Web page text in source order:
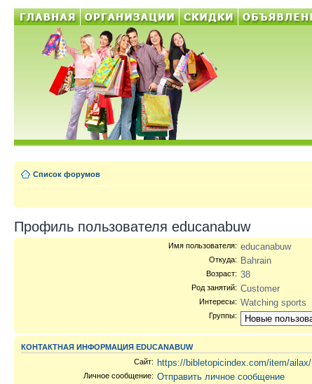
Список форумов
Профиль пользователя educanabuw
Имя пользователя: educanabuw
Откуда: Bahrain
Возраст: 38
Род занятий: Customer
Интересы: Watching sports
Группы:
КОНТАКТНАЯ ИНФОРМАЦИЯ EDUCANABUW
Сайт: https://bibletopicindex.com/item/ailax/
Личное сообщение: Отправить личное сообщение